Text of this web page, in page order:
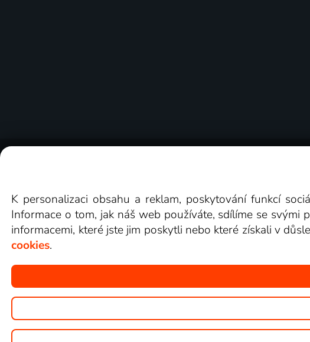
Copyright © goNET s.r.o. Na tomto
K personalizaci obsahu a reklam, poskytování funkcí
Informace o tom, jak náš web používáte, sdílíme se
informacemi, které jste jim poskytli nebo které získali v
cookies.